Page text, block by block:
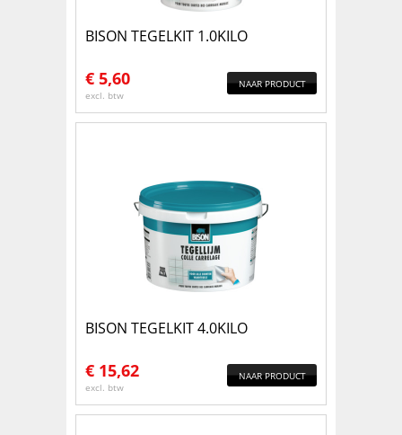
BISON TEGELKIT 1.0KILO
€ 5,60
excl. btw
NAAR PRODUCT
BISON TEGELKIT 4.0KILO
€ 15,62
excl. btw
NAAR PRODUCT